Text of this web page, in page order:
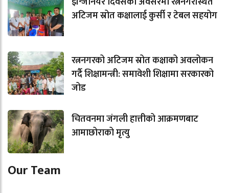
अटिजम स्रोत कक्षालाई कुर्सी र टेबल सहयोग
रत्ननगरको अटिजम स्रोत कक्षाको अवलोकन
गर्दै शिक्षामन्त्री: समावेशी शिक्षामा सरकारको
जोड
चितवनमा जंगली हात्तीको आक्रमणबाट
आमाछोराको मृत्यु
Our Team